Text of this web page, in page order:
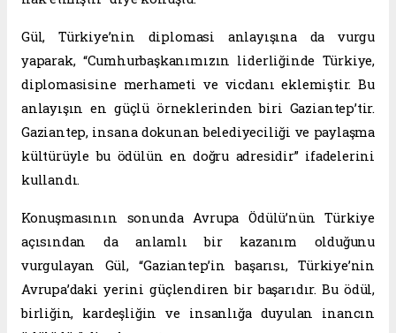
Gül, Türkiye’nin diplomasi anlayışına da vurgu
yaparak, “Cumhurbaşkanımızın liderliğinde Türkiye,
diplomasisine merhameti ve vicdanı eklemiştir. Bu
anlayışın en güçlü örneklerinden biri Gaziantep’tir.
Gaziantep, insana dokunan belediyeciliği ve paylaşma
kültürüyle bu ödülün en doğru adresidir” ifadelerini
kullandı.
Konuşmasının sonunda Avrupa Ödülü’nün Türkiye
açısından da anlamlı bir kazanım olduğunu
vurgulayan Gül, “Gaziantep’in başarısı, Türkiye’nin
Avrupa’daki yerini güçlendiren bir başarıdır. Bu ödül,
birliğin, kardeşliğin ve insanlığa duyulan inancın